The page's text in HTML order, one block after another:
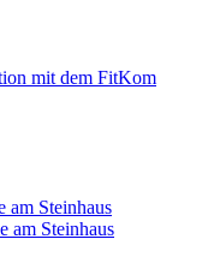
mit dem FitKom
am Steinhaus
am Steinhaus